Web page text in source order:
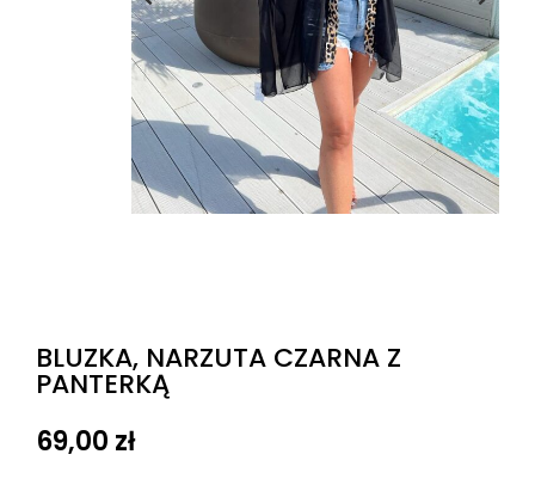
BLUZKA, NARZUTA CZARNA Z
PANTERKĄ
69,00 zł